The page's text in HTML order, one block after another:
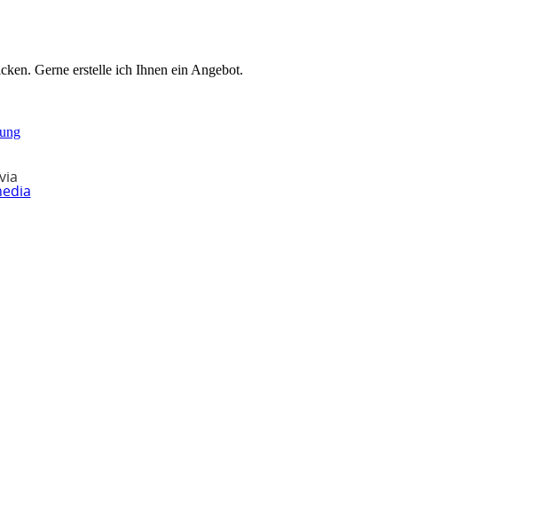
Gerne erstelle ich Ihnen ein Angebot.